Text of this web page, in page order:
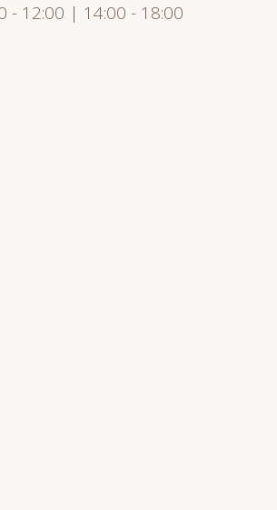
- 12:00 | 14:00 - 18:00